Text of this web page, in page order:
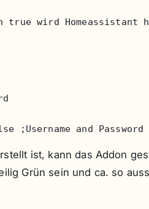
true wird Homeassistant
;Username and
ist, kann das Addon
Grün sein und ca. so